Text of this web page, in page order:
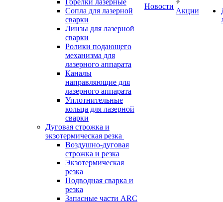
Горелки лазерные
Сопла для лазерной
сварки
Линзы для лазерной
сварки
Ролики подающего
механизма для
лазерного аппарата
Каналы
направляющие для
лазерного аппарата
Уплотнительные
кольца для лазерной
сварки
Дуговая строжка и
экзотермическая резка
Воздушно-дуговая
строжка и резка
Экзотермическая
резка
Подводная сварка и
резка
Запасные части ARC
Новости
Акции